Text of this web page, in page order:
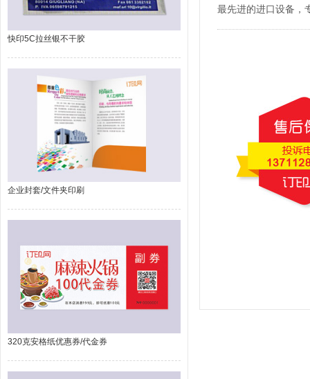
快印5C拉丝银不干胶
企业封套/文件夹印刷
320克安格纸优惠券/代金券
最先进的进口设备，